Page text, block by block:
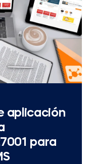
aplicación
para